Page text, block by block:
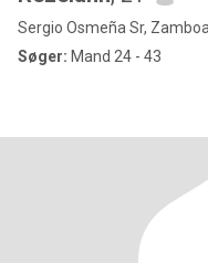
Sergio Osmeña Sr,
Søger: Mand 24 - 43